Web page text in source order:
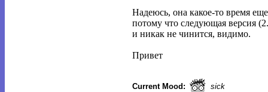
Надеюсь, она какое-то время
потому что следующая версия
и никак не чинится, видимо.
Привет
Current Mood: sick